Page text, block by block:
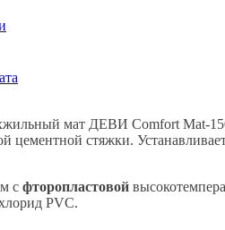
мат ДЕВИ Comfort Mat-
цементной стяжки.
с фторопластовой
PVC.